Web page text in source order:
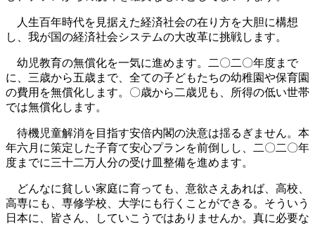
人生百年時代を見据えた経済社会の在り方を大胆に構想
し、我が国の経済社会システムの大改革に挑戦します。
幼児教育の無償化を一気に進めます。二〇二〇年度まで
に、三歳から五歳まで、全ての子どもたちの幼稚園や保育園
の費用を無償化します。〇歳から二歳児も、所得の低い世帯
では無償化します。
待機児童解消を目指す安倍内閣の決意は揺るぎません。本
年六月に策定した子育て安心プランを前倒しし、二〇二〇年
度までに三十二万人分の受け皿整備を進めます。
どんなに貧しい家庭に育っても、意欲さえあれば、高校、
高専にも、専修学校、大学にも行くことができる。そういう
日本に、皆さん、していこうではありませんか。真に必要な